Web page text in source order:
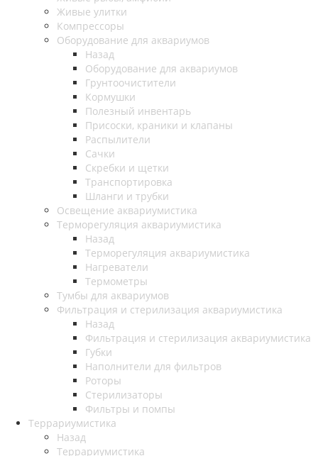
Живые улитки
Компрессоры
Оборудование для аквариумов
Назад
Оборудование для аквариумов
Грунтоочистители
Кормушки
Полезный инвентарь
Присоски, краники и клапаны
Распылители
Сачки
Скребки и щетки
Транспортировка
Шланги и трубки
Освещение аквариумистика
Терморегуляция аквариумистика
Назад
Терморегуляция аквариумистика
Нагреватели
Термометры
Тумбы для аквариумов
Фильтрация и стерилизация аквариумистика
Назад
Фильтрация и стерилизация аквариумистика
Губки
Наполнители для фильтров
Роторы
Стерилизаторы
Фильтры и помпы
Террариумистика
Назад
Террариумистика